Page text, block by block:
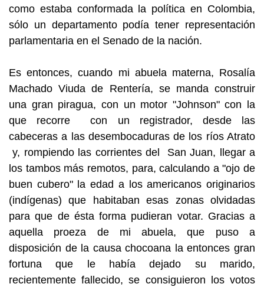
como estaba conformada la política en Colombia,
sólo un departamento podía tener representación
parlamentaria en el Senado de la nación.
Es entonces, cuando mi abuela materna, Rosalía
Machado Viuda de Rentería, se manda construir
una gran piragua, con un motor "Johnson" con la
que recorre con un registrador, desde las
cabeceras a las desembocaduras de los ríos Atrato
y, rompiendo las corrientes del San Juan, llegar a
los tambos más remotos, para, calculando a "ojo de
buen cubero" la edad a los americanos originarios
(indígenas) que habitaban esas zonas olvidadas
para que de ésta forma pudieran votar. Gracias a
aquella proeza de mi abuela, que puso a
disposición de la causa chocoana la entonces gran
fortuna que le había dejado su marido,
recientemente fallecido, se consiguieron los votos